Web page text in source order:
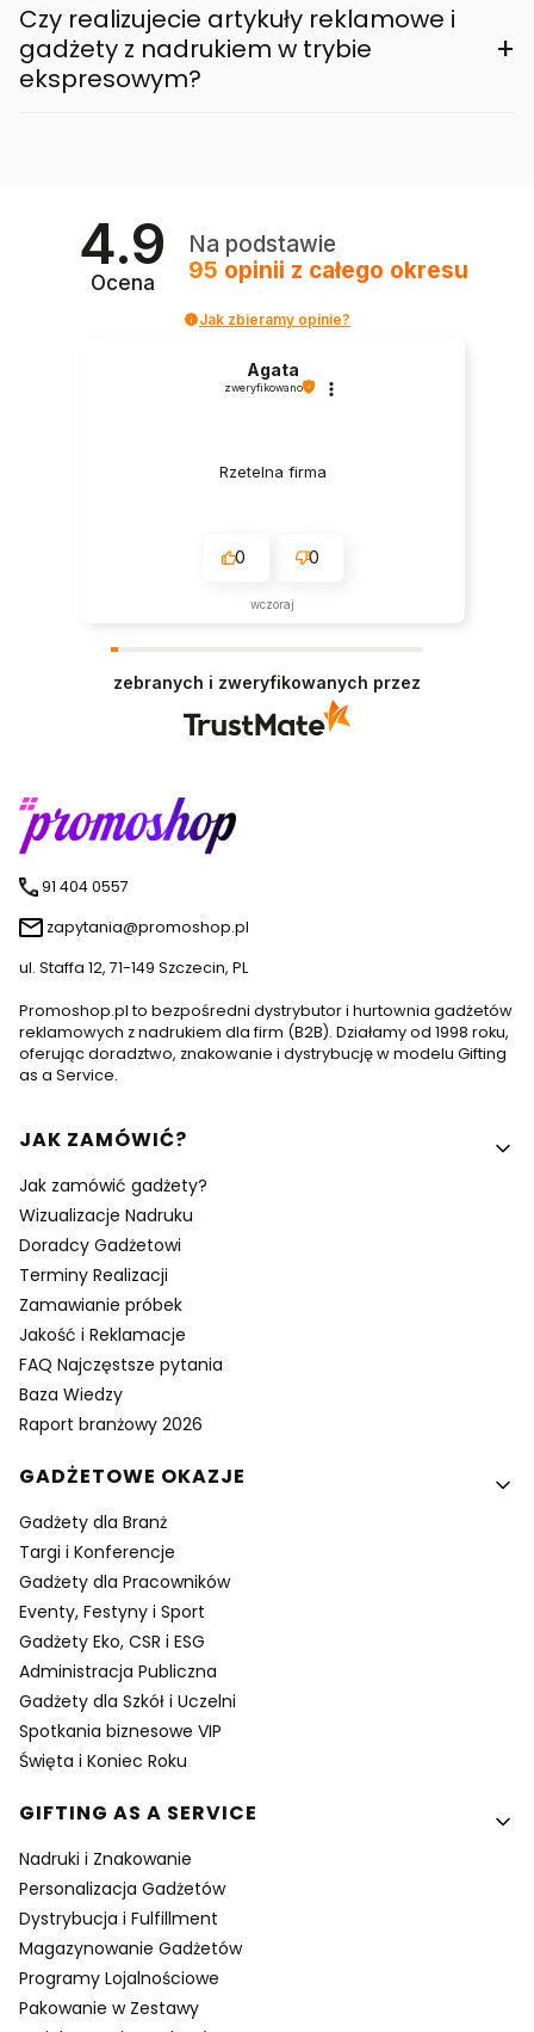
Czy realizujecie artykuły reklamowe i
gadżety z nadrukiem w trybie
ekspresowym?
+
4.9
Ocena
Na podstawie
95 opinii z całego okresu
Jak zbieramy opinie?
Agata
zweryfikowano
Rzetelna firma
0 0
wczoraj
zebranych i zweryfikowanych przez
91 404 0557
zapytania@promoshop.pl
ul. Staffa 12, 71-149 Szczecin, PL
Promoshop.pl to bezpośredni dystrybutor i hurtownia gadżetów
reklamowych z nadrukiem dla firm (B2B). Działamy od 1998 roku,
oferując doradztwo, znakowanie i dystrybucję w modelu Gifting
as a Service.
Linki w stopce
JAK ZAMÓWIĆ?
Jak zamówić gadżety?
Wizualizacje Nadruku
Doradcy Gadżetowi
Terminy Realizacji
Zamawianie próbek
Jakość i Reklamacje
FAQ Najczęstsze pytania
Baza Wiedzy
Raport branżowy 2026
GADŻETOWE OKAZJE
Gadżety dla Branż
Targi i Konferencje
Gadżety dla Pracowników
Eventy, Festyny i Sport
Gadżety Eko, CSR i ESG
Administracja Publiczna
Gadżety dla Szkół i Uczelni
Spotkania biznesowe VIP
Święta i Koniec Roku
GIFTING AS A SERVICE
Nadruki i Znakowanie
Personalizacja Gadżetów
Dystrybucja i Fulfillment
Magazynowanie Gadżetów
Programy Lojalnościowe
Pakowanie w Zestawy